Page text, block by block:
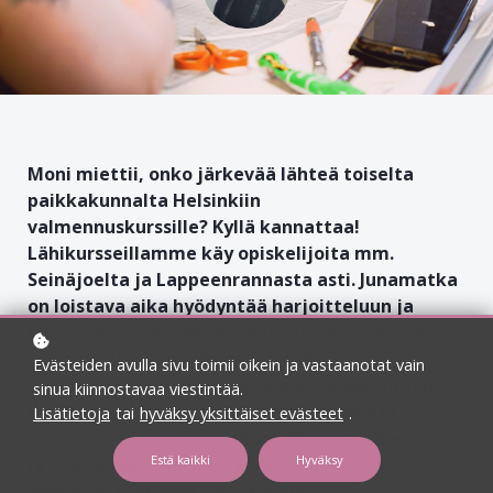
Moni miettii, onko järkevää lähteä toiselta
paikkakunnalta Helsinkiin
valmennuskurssille? Kyllä kannattaa!
Lähikursseillamme käy opiskelijoita mm.
Seinäjoelta ja Lappeenrannasta asti. Junamatka
on loistava aika hyödyntää harjoitteluun ja
kurssitehtävien tekemiseen! Kerran viikossa
Lähitoteutuksena järjestettävät
valmennuskurssimme tarjoavat yhdistelmän
korkeatasoista opetusta, vertaistukea ja
inspiroivaa oppimisympäristöä. Jatka lukemista
ja ota selvää, sopisiko lähikurssilla opiskelu
Evästeiden avulla sivu toimii oikein ja vastaanotat vain
sinua kiinnostavaa viestintää.
Lisätietoja tai hyväksy yksittäiset evästeet .
Estä kaikki Hyväksy